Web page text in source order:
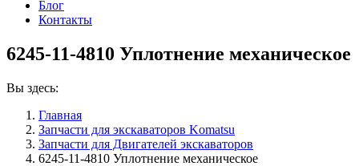
Блог
Контакты
6245-11-4810 Уплотнение механическое
Вы здесь:
Главная
Запчасти для экскаваторов Komatsu
Запчасти для Двигателей экскаваторов
6245-11-4810 Уплотнение механическое